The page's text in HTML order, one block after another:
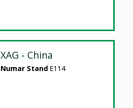
XAG - China
Numar Stand E114